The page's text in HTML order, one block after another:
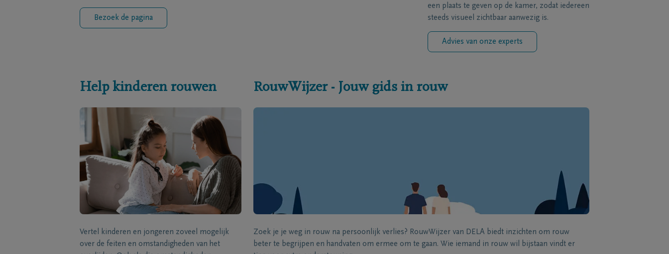
Bezoek de pagina
een plaats te geven op de kamer, zodat iedereen
steeds visueel zichtbaar aanwezig is.
Advies van onze experts
Help kinderen rouwen
Vertel kinderen en jongeren zoveel mogelijk
over de feiten en omstandigheden van het
RouwWijzer - Jouw gids in rouw
Zoek je je weg in rouw na persoonlijk verlies? RouwWijzer van DELA biedt inzichten om rouw
beter te begrijpen en handvaten om ermee om te gaan. Wie iemand in rouw wil bijstaan vindt er